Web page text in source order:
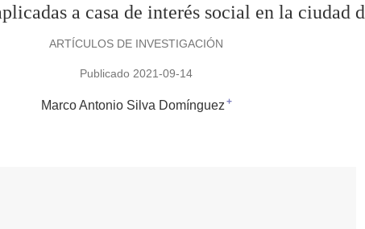
a casa de interés social en la ciudad
ARTÍCULOS DE INVESTIGACIÓN
Publicado 2021-09-14
Marco Antonio Silva Domínguez +